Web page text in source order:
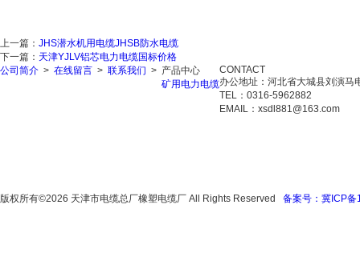
上一篇： JHS潜水机用电缆JHSB防水电缆
下一篇： 天津YJLV铝芯电力电缆国标价格
公司简介 > 在线留言 > 联系我们 > 产品中心
矿用电力电缆
CONTACT
办公地址：河北省大城县刘演马
TEL：0316-5962882
EMAIL：xsdl881@163.com
版权所有©2026 天津市电缆总厂橡塑电缆厂 All Rights Reserved 备案号：冀ICP